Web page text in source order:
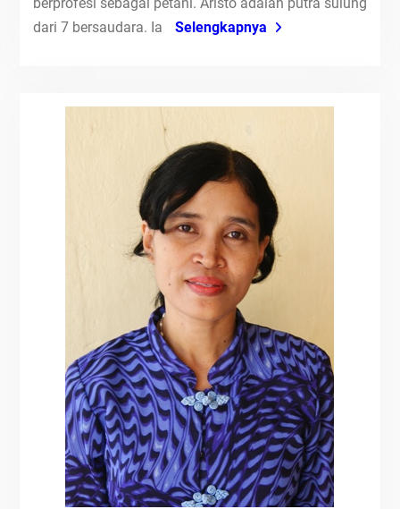
berprofesi sebagai petani. Aristo adalah putra sulung
dari 7 bersaudara. Ia
Selengkapnya